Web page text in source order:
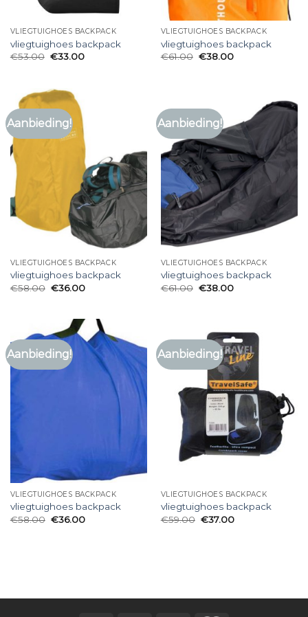
VLIEGTUIGHOES BACKPACK
vliegtuighoes backpack
€53.00 €33.00
VLIEGTUIGHOES BACKPACK
vliegtuighoes backpack
€61.00 €38.00
Aanbieding!
VLIEGTUIGHOES BACKPACK
vliegtuighoes backpack
€58.00 €36.00
Aanbieding!
VLIEGTUIGHOES BACKPACK
vliegtuighoes backpack
€61.00 €38.00
Aanbieding!
VLIEGTUIGHOES BACKPACK
vliegtuighoes backpack
€58.00 €36.00
Aanbieding!
VLIEGTUIGHOES BACKPACK
vliegtuighoes backpack
€59.00 €37.00